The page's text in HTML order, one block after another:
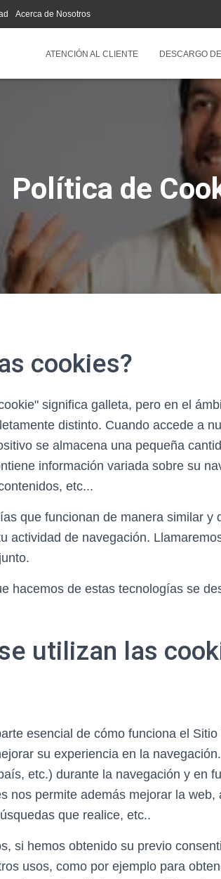
Acerca de Nosotros
ATENCIÓN AL CLIENTE DESCARGO
Política de
cookies?
significa galleta, pero en el
distinto. Cuando accede a
se almacena una pequeña
información variada sobre su
etc...
que funcionan de manera similar y
actividad de navegación.
hacemos de estas tecnologías se
utilizan las
esencial de cómo funciona el
su experiencia en la
etc.) durante la navegación y en
nos permite además mejorar la
que realice, etc..
si hemos obtenido su previo
usos, como por ejemplo para